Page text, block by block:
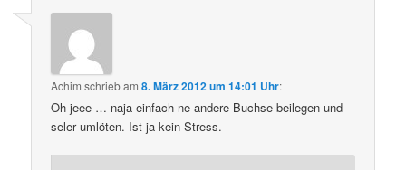
Achim schriebam8. März 2012 um 14:01 Uhr:
Oh jeee … naja einfach ne andere Buchse beilegen und
seler umlöten. Ist ja kein Stress.